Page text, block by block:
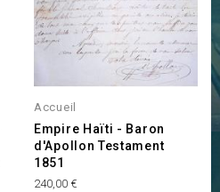
Accueil
Empire Haïti - Baron
d'Apollon Testament
1851
Prix
240,00 €